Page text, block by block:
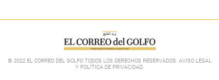
© 2022 EL CORREO DEL GOLFO TODOS LOS DERECHOS RESERVADOS. AVISO LEGAL
Y POLÍTICA DE PRIVACIDAD.